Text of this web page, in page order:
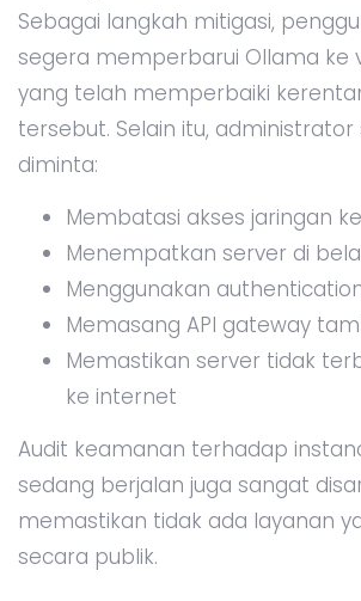
Sebagai langkah mitigasi,
segera memperbarui Ollama ke
yang telah memperbaiki
tersebut. Selain itu, administrator
diminta:
Membatasi akses jaringan
Menempatkan server di
Menggunakan
Memasang API gateway
Memastikan server tidak
ke internet
Audit keamanan terhadap
sedang berjalan juga sangat
memastikan tidak ada layanan
secara publik.